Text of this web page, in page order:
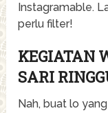
Instagramable.
perlu filter!
KEGIATAN
SARI
Nah, buat lo